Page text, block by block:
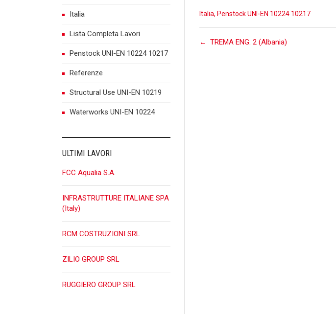
Italia, Penstock UNI-EN 10224 10217
Post
← TREMA ENG. 2 (Albania)
Italia
Lista Completa Lavori
Penstock UNI-EN 10224 10217
Referenze
Structural Use UNI-EN 10219
Waterworks UNI-EN 10224
ULTIMI LAVORI
FCC Aqualia S.A.
INFRASTRUTTURE ITALIANE SPA
(Italy)
RCM COSTRUZIONI SRL
ZILIO GROUP SRL
RUGGIERO GROUP SRL